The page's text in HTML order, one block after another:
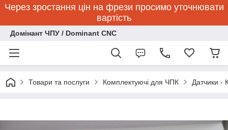
Через зростання цін на фрези просимо уточнювати
вартість
Домінант ЧПУ / Dominant CNC
Товари та послуги Комплектуючі для ЧПК Датчики -